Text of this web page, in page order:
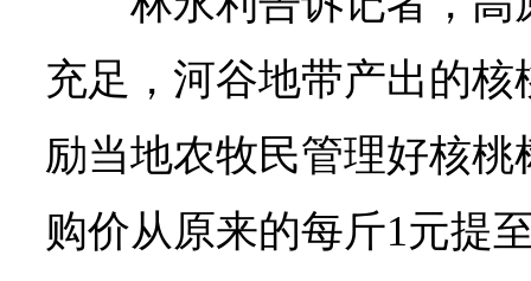
充足，河谷地带产出的
励当地农牧民管理好核
购价从原来的每斤1元提